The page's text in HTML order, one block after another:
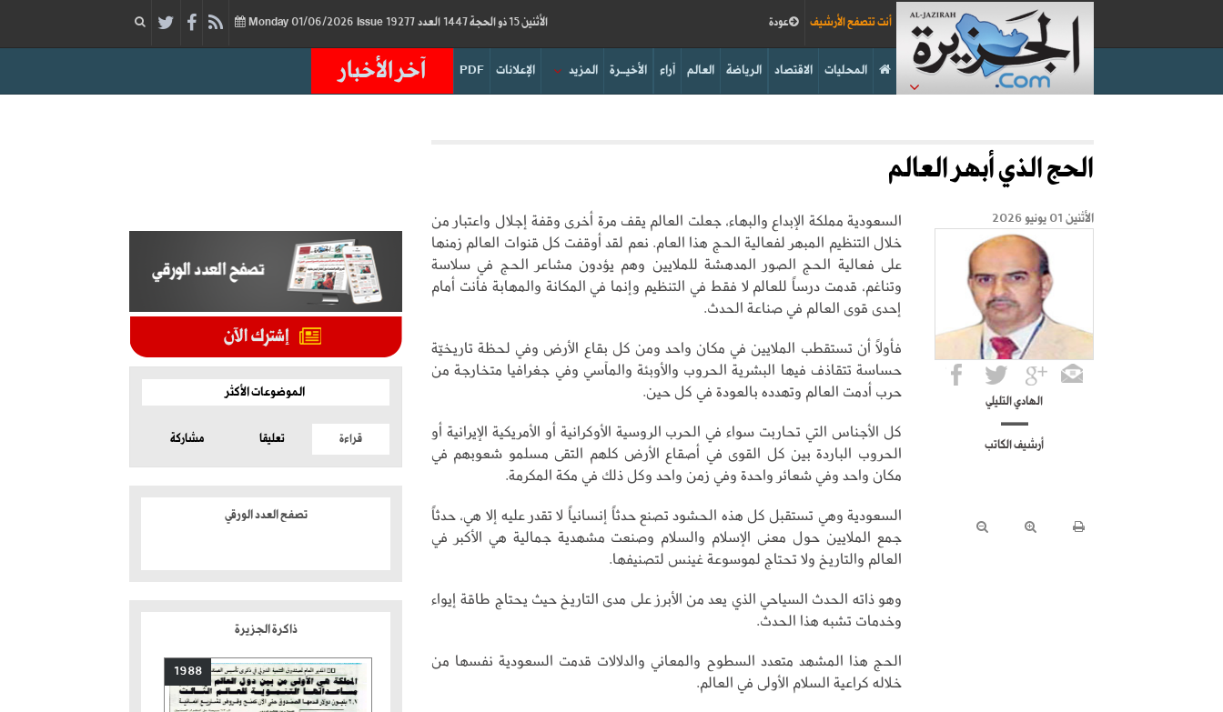
الأثنين 15 ذو الحجة 1447 العدد 19277 01/06/2026 Issue عودة أنت تتصفح الأرشيف
آخر الأخبار PDF الإعلانات المزيد الأخيــرة آراء العالم الرياضة الاقتصاد المحليات
الحج الذي أبهر العالم
الأثنين 01 يونيو 2026
الهادي التليلي
أرشيف الكاتب
السعودية مملكة الإبداع والبهاء، جعلت العالم يقف مرة أخرى وقفة إجلال واعتبار من
خلال التنظيم المبهر لفعالية الحج هذا العام. نعم لقد أوقفت كل قنوات العالم زمنها
على فعالية الحج الصور المدهشة للملايين وهم يؤدون مشاعر الحج في سلاسة
وتناغم، قدمت درساً للعالم لا فقط في التنظيم وإنما في المكانة والمهابة فأنت أمام
إحدى قوى العالم في صناعة الحدث.
فأولاً أن تستقطب الملايين في مكان واحد ومن كل بقاع الأرض وفي لحظة تاريخيّة
حساسة تتقاذف فيها البشرية الحروب والأوبئة والمآسي وفي جغرافيا متخارجة من
حرب أدمت العالم وتهدده بالعودة في كل حين.
كل الأجناس التي تحاربت سواء في الحرب الروسية الأوكرانية أو الأمريكية الإيرانية أو
الحروب الباردة بين كل القوى في أصقاع الأرض كلهم التقى مسلمو شعوبهم في
مكان واحد وفي شعائر واحدة وفي زمن واحد وكل ذلك في مكة المكرمة.
السعودية وهي تستقبل كل هذه الحشود تصنع حدثاً إنسانياً لا تقدر عليه إلا هي، حدثاً
جمع الملايين حول معنى الإسلام والسلام وصنعت مشهدية جمالية هي الأكبر في
العالم والتاريخ ولا تحتاج لموسوعة غينس لتصنيفها.
وهو ذاته الحدث السياحي الذي يعد من الأبرز على مدى التاريخ حيث يحتاج طاقة إيواء
وخدمات تشبه هذا الحدث.
الحج هذا المشهد متعدد السطوح والمعاني والدلالات قدمت السعودية نفسها من
خلاله كراعية السلام الأولى في العالم.
الموضوعات الأكثر
قراءة تعليقا مشاركة
تصفح العدد الورقي
ذاكرة الجزيرة
1988